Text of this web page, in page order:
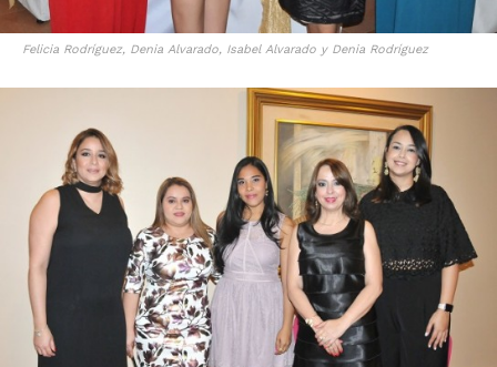
Felicia Rodríguez, Denia Alvarado, Isabel Alvarado y Denia Rodríguez